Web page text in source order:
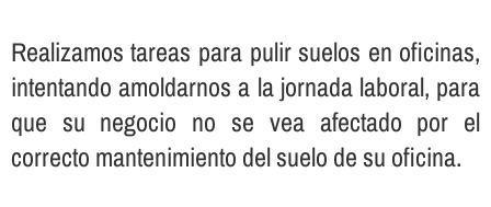
Realizamos tareas para pulir suelos en oficinas,
intentando amoldarnos a la jornada laboral, para
que su negocio no se vea afectado por el
correcto mantenimiento del suelo de su oficina.